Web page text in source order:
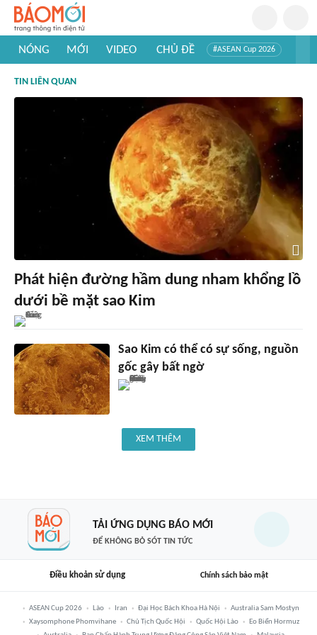
NÓNG MỚI VIDEO CHỦ ĐỀ #ASEAN Cup 2026
#Khám phá thế giới
TIN LIÊN QUAN
Phát hiện đường hầm dung nham khổng lồ
dưới bề mặt sao Kim
Sao Kim có thể có sự sống, nguồn
gốc gây bất ngờ
XEM THÊM
TẢI ỨNG DỤNG BÁO MỚI
ĐỂ KHÔNG BỎ SÓT TIN TỨC
Điều khoản sử dụng Chính sách bảo mật
ASEAN Cup 2026 Lào Iran Đại Học Bách Khoa Hà Nội
Australia Sam Mostyn
Xaysomphone Phomvihane
Chủ Tịch Quốc Hội Quốc Hội Lào
Eo Biển Hormuz